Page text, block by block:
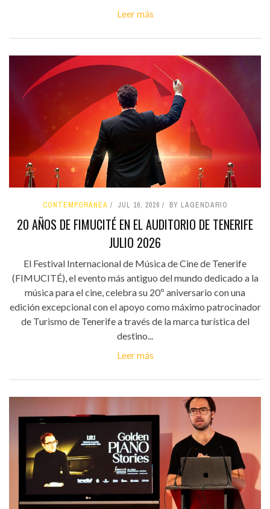
Leer más
CONTEMPORÁNEA JUL 16, 2026 BY LAGENDARIO
20 AÑOS DE FIMUCITÉ EN EL AUDITORIO DE TENERIFE
JULIO 2026
El Festival Internacional de Música de Cine de Tenerife
(FIMUCITÉ), el evento más antiguo del mundo dedicado a la
música para el cine, celebra su 20º aniversario con una
edición excepcional con el apoyo como máximo patrocinador
de Turismo de Tenerife a través de la marca turística del
destino...
Leer más